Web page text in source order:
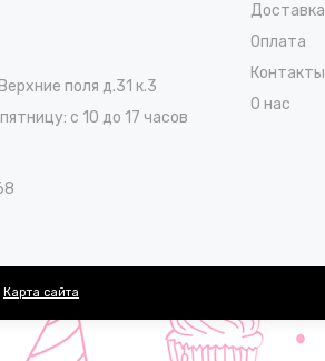
поля д.31 к.3
с 10 до 17 часов
Доставка
Оплата
Контакты
О нас
Карта сайта